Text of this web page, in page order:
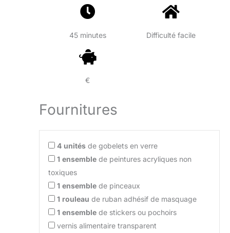
45 minutes Difficulté facile
€
Fournitures
4 unités de gobelets en verre
1 ensemble de peintures acryliques non
toxiques
1 ensemble de pinceaux
1 rouleau de ruban adhésif de masquage
1 ensemble de stickers ou pochoirs
vernis alimentaire transparent